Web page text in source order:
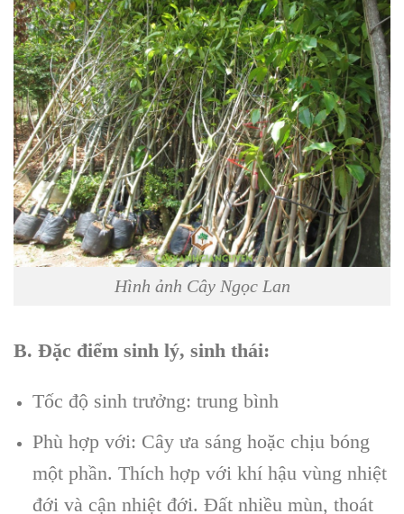
Hình ảnh Cây Ngọc Lan
B. Đặc điểm sinh lý, sinh thái:
Tốc độ sinh trưởng: trung bình
Phù hợp với: Cây ưa sáng hoặc chịu bóng
một phần. Thích hợp với khí hậu vùng nhiệt
đới và cận nhiệt đới. Đất nhiều mùn, thoát